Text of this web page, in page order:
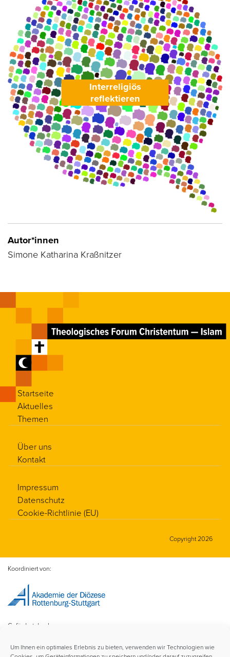
Um Ihnen ein optimales Erlebnis zu bieten, verwenden wir Technologien wie
Interreligiös
reflektieren
Autor*innen
Simone Katharina Kraßnitzer
Startseite
Aktuelles
Themen
Über uns
Kontakt
Impressum
Datenschutz
Cookie-Richtlinie (EU)
Copyright 2026
Koordiniert von:
Gefördert durch: